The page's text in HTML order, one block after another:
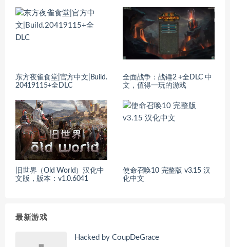
东方夜雀食堂|官方中文|Build.
20419115+全DLC
全面战争：战锤2 +全DLC 中
文，值得一玩的游戏
旧世界（Old World）汉化中
文版，版本：v1.0.6041
使命召唤10 完整版 v3.15 汉
化中文
最新游戏
Hacked by CoupDeGrace